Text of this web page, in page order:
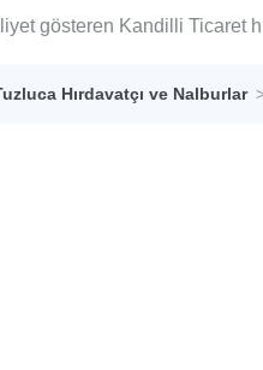
gösteren Kandilli Ticaret
Hırdavatçı ve Nalburlar